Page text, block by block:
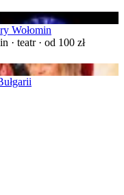
Wołomin
teatr · od 100 zł